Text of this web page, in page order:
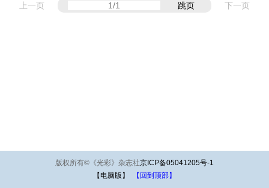
上一页 跳页 下一页
版权所有© 《光彩》杂志社京ICP备05041205号-1
【电脑版】
【回到顶部】